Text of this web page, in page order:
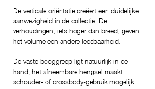
De verticale oriëntatie creëert een duidelijke
aanwezigheid in de collectie. De
verhoudingen, iets hoger dan breed, geven
het volume een andere leesbaarheid.
De vaste booggreep ligt natuurlijk in de
hand; het afneembare hengsel maakt
schouder- of crossbody-gebruik mogelijk.